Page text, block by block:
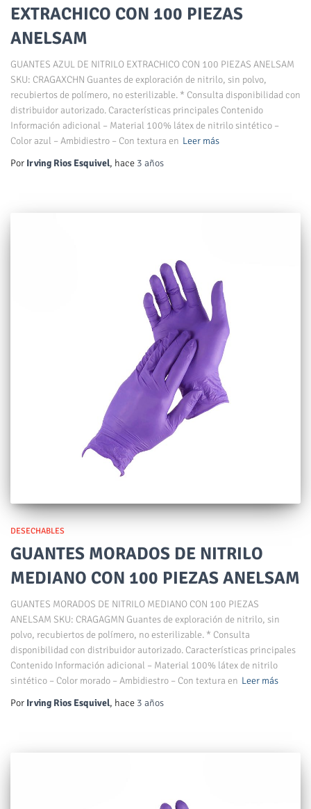
EXTRACHICO CON 100 PIEZAS
ANELSAM
GUANTES AZUL DE NITRILO EXTRACHICO CON 100 PIEZAS ANELSAM
SKU: CRAGAXCHN Guantes de exploración de nitrilo, sin polvo,
recubiertos de polímero, no esterilizable. * Consulta disponibilidad con
distribuidor autorizado. Características principales Contenido
Información adicional – Material 100% látex de nitrilo sintético –
Color azul – Ambidiestro – Con textura en Leer más
Por Irving Rios Esquivel, hace 3 años
DESECHABLES
GUANTES MORADOS DE NITRILO
MEDIANO CON 100 PIEZAS ANELSAM
GUANTES MORADOS DE NITRILO MEDIANO CON 100 PIEZAS
ANELSAM SKU: CRAGAGMN Guantes de exploración de nitrilo, sin
polvo, recubiertos de polímero, no esterilizable. * Consulta
disponibilidad con distribuidor autorizado. Características principales
Contenido Información adicional – Material 100% látex de nitrilo
sintético – Color morado – Ambidiestro – Con textura en Leer más
Por Irving Rios Esquivel, hace 3 años